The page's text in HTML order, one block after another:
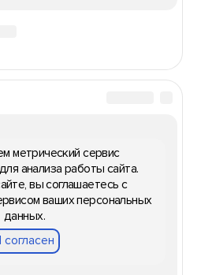
метрический сервис
анализа работы сайта.
вы соглашаетесь с
ваших персональных
данных.
согласен